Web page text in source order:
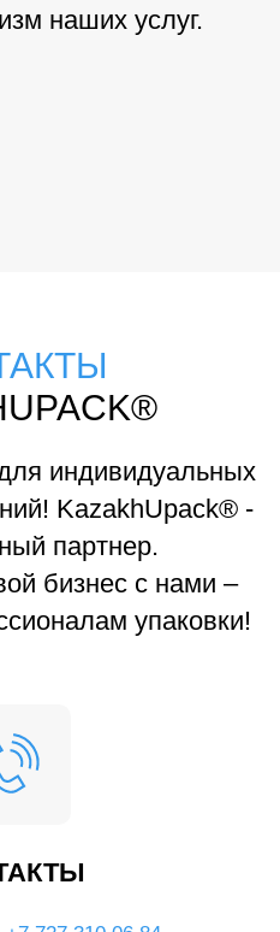
наших услуг.
индивидуальных
KazakhUpack® -
партнер.
бизнес с нами –
упаковки!